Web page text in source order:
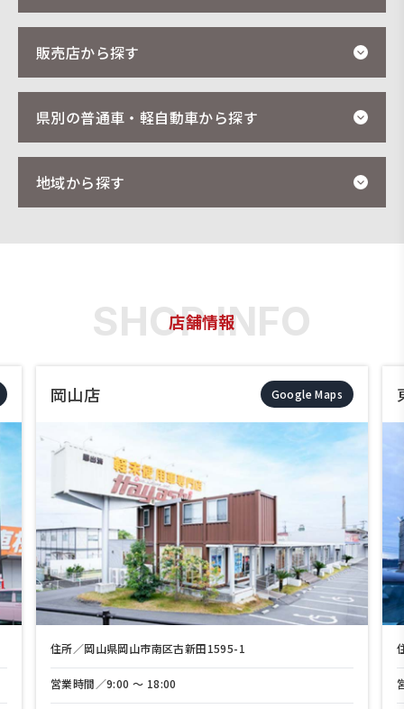
販売店から探す
県別の普通車・軽自動車から探す
地域から探す
店舗情報
県岡山市南区古新田1595-1
9:00 〜 18:00
東岡山店
住所／岡山県岡山
営業時間／9:00 〜